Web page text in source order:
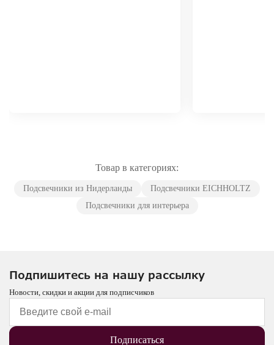
Товар в категориях:
Подсвечники из Нидерланды
Подсвечники EICHHOLTZ
Подсвечники для интерьера
Подпишитесь на нашу рассылку
Новости, скидки и акции для подписчиков
Подписаться